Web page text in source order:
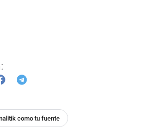
como tu fuente